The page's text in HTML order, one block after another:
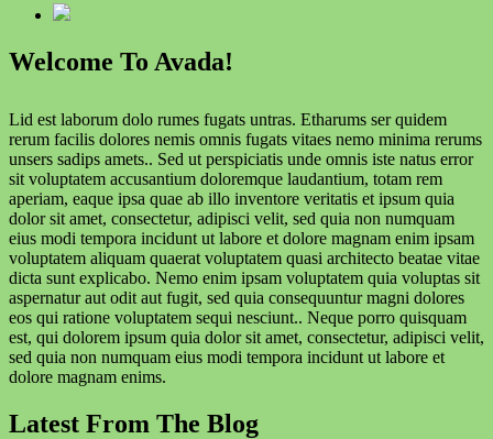
Welcome To Avada!
Lid est laborum dolo rumes fugats untras. Etharums ser quidem
rerum facilis dolores nemis omnis fugats vitaes nemo minima rerums
unsers sadips amets.. Sed ut perspiciatis unde omnis iste natus error
sit voluptatem accusantium doloremque laudantium, totam rem
aperiam, eaque ipsa quae ab illo inventore veritatis et ipsum quia
dolor sit amet, consectetur, adipisci velit, sed quia non numquam
eius modi tempora incidunt ut labore et dolore magnam enim ipsam
voluptatem aliquam quaerat voluptatem quasi architecto beatae vitae
dicta sunt explicabo. Nemo enim ipsam voluptatem quia voluptas sit
aspernatur aut odit aut fugit, sed quia consequuntur magni dolores
eos qui ratione voluptatem sequi nesciunt.. Neque porro quisquam
est, qui dolorem ipsum quia dolor sit amet, consectetur, adipisci velit,
sed quia non numquam eius modi tempora incidunt ut labore et
dolore magnam enims.
Latest From The Blog